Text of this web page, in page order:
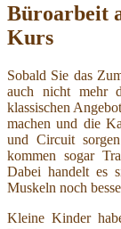
Büroarbeit
Kurs
Sobald Sie das
auch nicht mehr
klassischen
machen und die
und Circuit
kommen sogar
Dabei handelt es
Muskeln noch
Kleine Kinder